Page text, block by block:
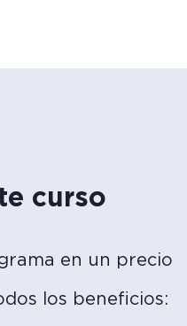
curso
en un precio
los beneficios: